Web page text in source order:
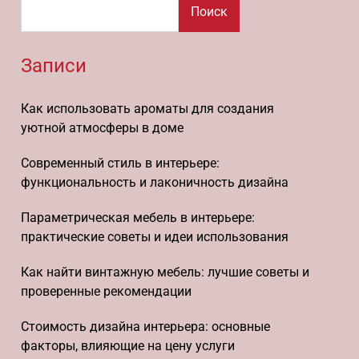
Поиск
Записи
Как использовать ароматы для создания
уютной атмосферы в доме
Современный стиль в интерьере:
функциональность и лаконичность дизайна
Параметрическая мебель в интерьере:
практические советы и идеи использования
Как найти винтажную мебель: лучшие советы и
проверенные рекомендации
Стоимость дизайна интерьера: основные
факторы, влияющие на цену услуги